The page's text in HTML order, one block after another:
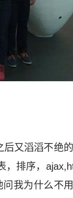
又滔滔不绝
，排序，
我为什么不